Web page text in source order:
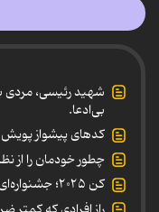
شهید رئیسی، مردی
بی‌ادعا.
کدهای پیشواز
چطور خودمان را از نظر ذهنی ۳۸
کن ۲۰۲۵؛ جشنواره‌ای علیه خانواده